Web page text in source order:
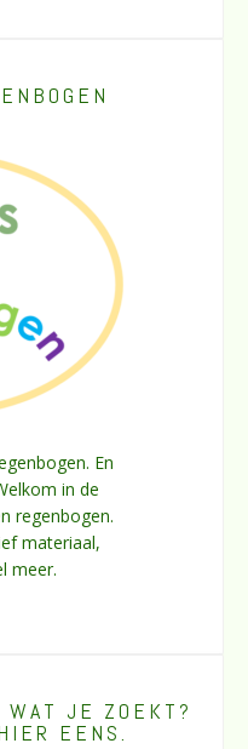
En
in de
regenbogen.
materiaal,
meer.
JE ZOEKT?
EENS.